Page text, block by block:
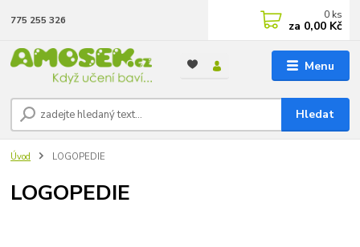
Menu
Hledat
775 255 326 0 ks
za 0,00 Kč
Úvod LOGOPEDIE
LOGOPEDIE